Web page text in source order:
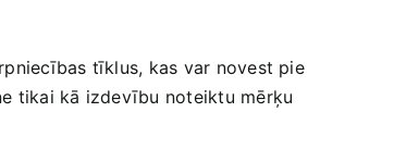
tīklus, kas‍ var ‌novest pie
tikai kā izdevību noteiktu mērķu